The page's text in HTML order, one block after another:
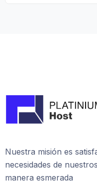
Nuestra misión es
necesidades de
manera esmerada